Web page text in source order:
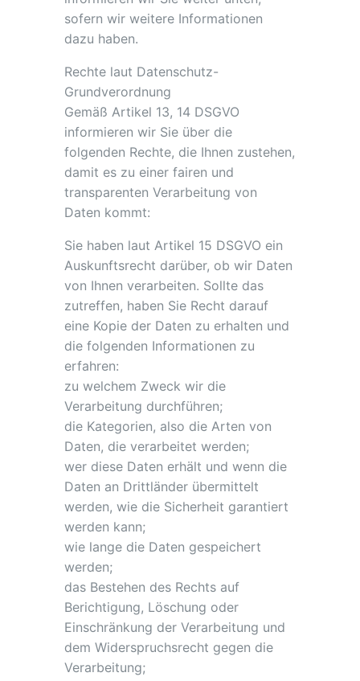
sofern wir weitere Informationen
dazu haben.
Rechte laut Datenschutz-
Grundverordnung
Gemäß Artikel 13, 14 DSGVO
informieren wir Sie über die
folgenden Rechte, die Ihnen zustehen,
damit es zu einer fairen und
transparenten Verarbeitung von
Daten kommt:
Sie haben laut Artikel 15 DSGVO ein
Auskunftsrecht darüber, ob wir Daten
von Ihnen verarbeiten. Sollte das
zutreffen, haben Sie Recht darauf
eine Kopie der Daten zu erhalten und
die folgenden Informationen zu
erfahren:
zu welchem Zweck wir die
Verarbeitung durchführen;
die Kategorien, also die Arten von
Daten, die verarbeitet werden;
wer diese Daten erhält und wenn die
Daten an Drittländer übermittelt
werden, wie die Sicherheit garantiert
werden kann;
wie lange die Daten gespeichert
werden;
das Bestehen des Rechts auf
Berichtigung, Löschung oder
Einschränkung der Verarbeitung und
dem Widerspruchsrecht gegen die
Verarbeitung;